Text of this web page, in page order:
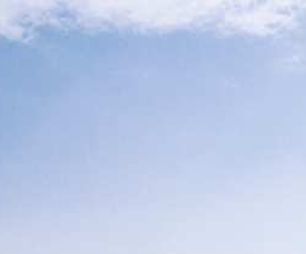
AI-koulutusdata